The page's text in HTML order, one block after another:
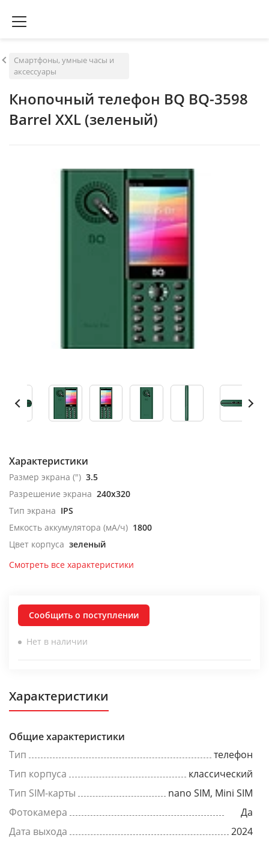
Смартфоны, умные часы и
аксессуары
Кнопочный телефон BQ BQ-3598
Barrel XXL (зеленый)
Характеристики
Размер экрана (") 3.5
Разрешение экрана 240x320
Тип экрана IPS
Емкость аккумулятора (мА/ч) 1800
Цвет корпуса зеленый
Смотреть все характеристики
Сообщить о поступлении
Нет в наличии
Характеристики
Общие характеристики
Тип
телефон
Тип корпуса
классический
Тип SIM-карты
nano SIM, Mini SIM
Фотокамера
Да
Дата выхода
2024